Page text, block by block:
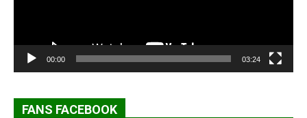
00:00 03:24
FANS FACEBOOK